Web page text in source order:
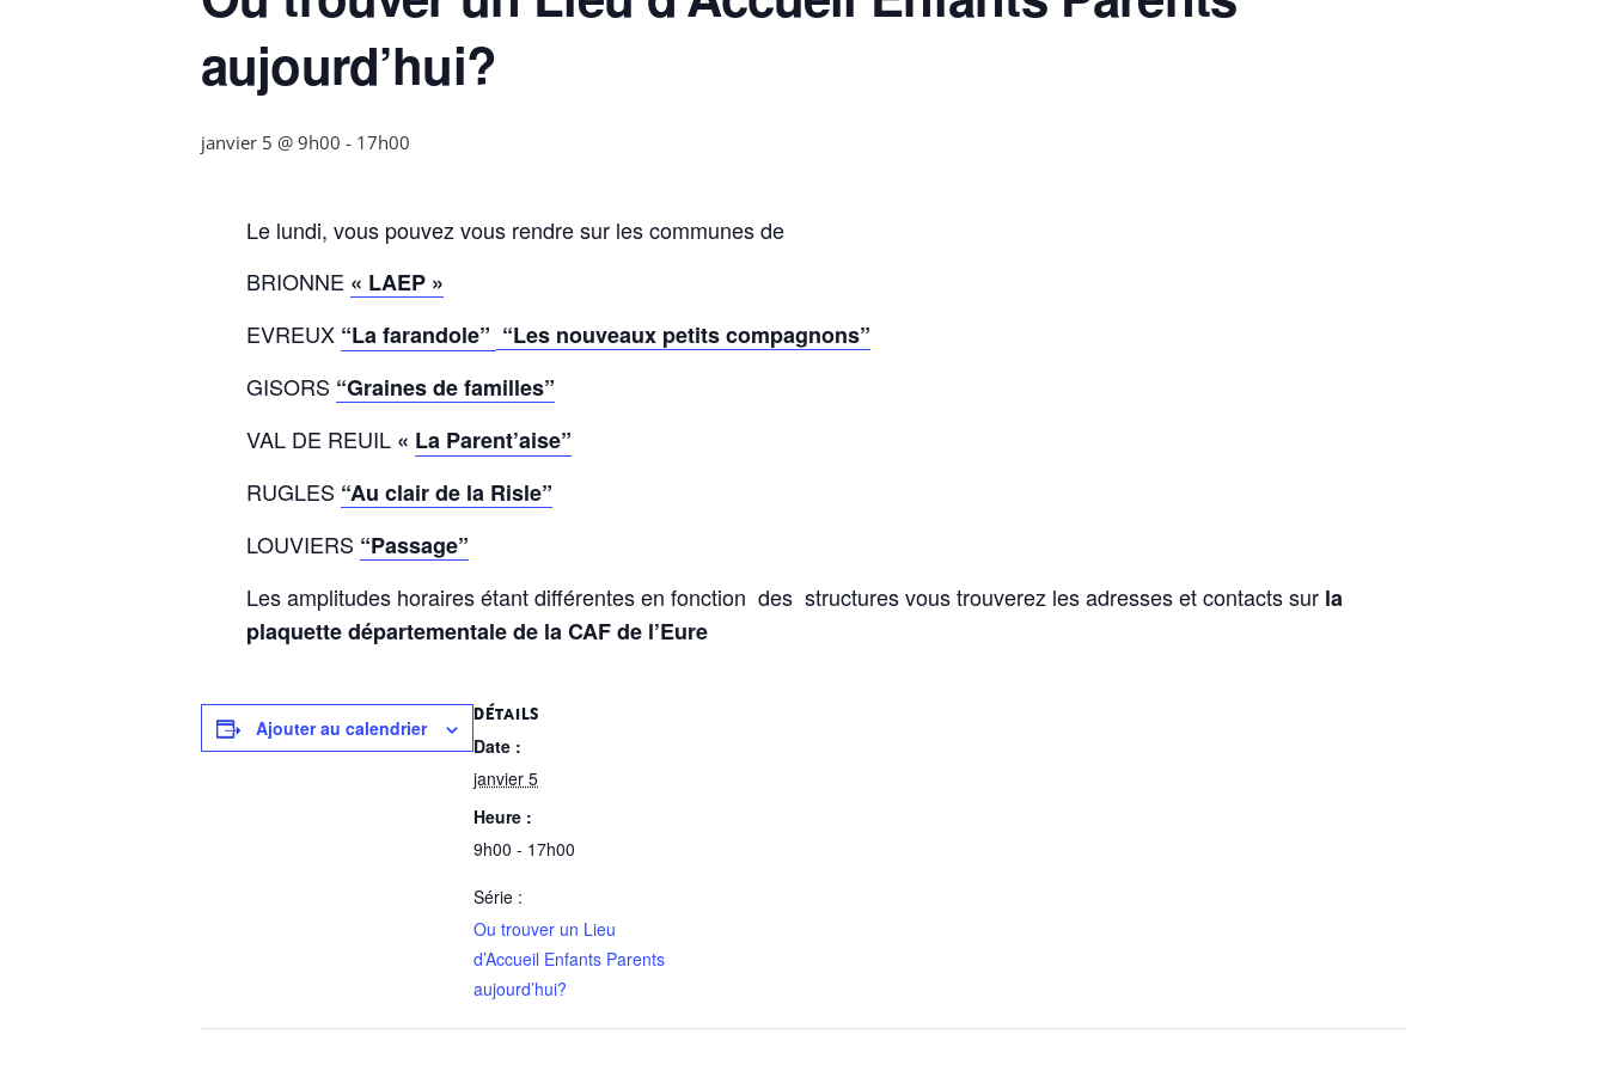
aujourd’hui?
janvier 5 @ 9h00 - 17h00
Le lundi, vous pouvez vous rendre sur les communes de
BRIONNE « LAEP »
EVREUX “La farandole” “Les nouveaux petits compagnons”
GISORS “Graines de familles”
VAL DE REUIL« La Parent’aise”
RUGLES “Au clair de la Risle”
LOUVIERS “Passage”
Les amplitudes horaires étant différentes en fonction des structures vous trouverez les adresses et contacts sur la
plaquette départementale de la CAF de l’Eure
Ajouter au calendrier
DÉTAILS
Date :
janvier 5
Heure :
9h00 - 17h00
Série :
Ou trouver un Lieu
d’Accueil Enfants Parents
aujourd’hui?